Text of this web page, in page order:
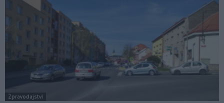
Zpravodajství